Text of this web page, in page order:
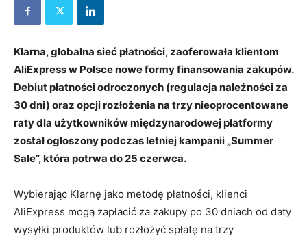
Klarna, globalna sieć płatności, zaoferowała klientom
AliExpress w Polsce nowe formy finansowania zakupów.
Debiut płatności odroczonych (regulacja należności za
30 dni) oraz opcji rozłożenia na trzy nieoprocentowane
raty dla użytkowników międzynarodowej platformy
został ogłoszony podczas letniej kampanii „Summer
Sale”, która potrwa do 25 czerwca.
Wybierając Klarnę jako metodę płatności, klienci
AliExpress mogą zapłacić za zakupy po 30 dniach od daty
wysyłki produktów lub rozłożyć spłatę na trzy